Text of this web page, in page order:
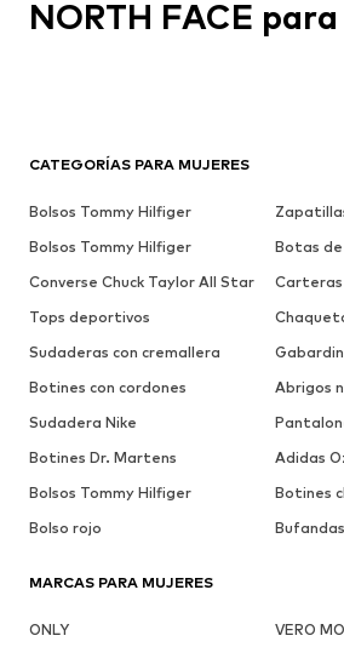
CATEGORÍAS PARA MUJERES
Bolsos Tommy Hilfiger
Bolsos Tommy Hilfiger
Botas
Converse Chuck Taylor All Star
Carteras
Tops deportivos
Sudaderas con cremallera
Botines con cordones
Abrigos
Sudadera Nike
Botines Dr. Martens
Adidas
Bolsos Tommy Hilfiger
Botines
Bolso rojo
Bufandas
MARCAS PARA MUJERES
ONLY
VERO
NORTH FACE